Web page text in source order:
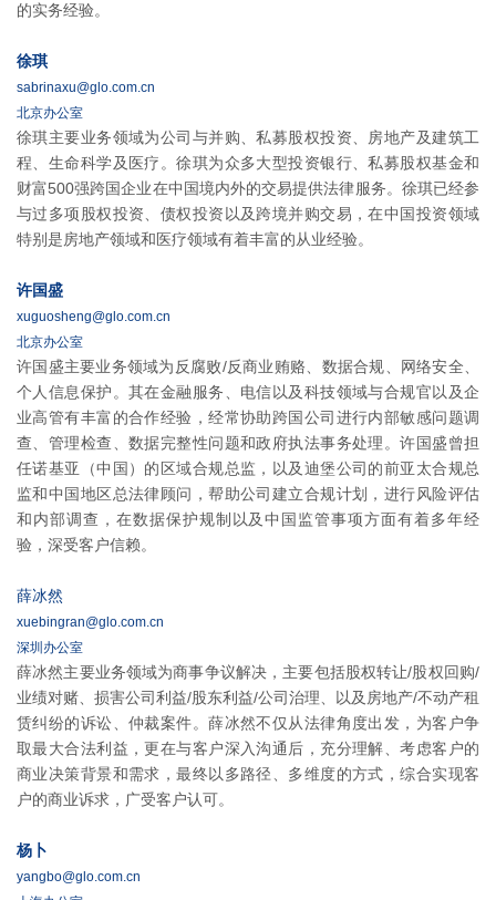
的实务经验。
徐琪
sabrinaxu@glo.com.cn
北京办公室
徐琪主要业务领域为公司与并购、私募股权投资、房地产及建筑工
程、生命科学及医疗。徐琪为众多大型投资银行、私募股权基金和
财富500强跨国企业在中国境内外的交易提供法律服务。徐琪已经参
与过多项股权投资、债权投资以及跨境并购交易，在中国投资领域
特别是房地产领域和医疗领域有着丰富的从业经验。
许国盛
xuguosheng@glo.com.cn
北京办公室
许国盛主要业务领域为反腐败/反商业贿赂、数据合规、网络安全、
个人信息保护。其在金融服务、电信以及科技领域与合规官以及企
业高管有丰富的合作经验，经常协助跨国公司进行内部敏感问题调
查、管理检查、数据完整性问题和政府执法事务处理。许国盛曾担
任诺基亚（中国）的区域合规总监，以及迪堡公司的前亚太合规总
监和中国地区总法律顾问，帮助公司建立合规计划，进行风险评估
和内部调查，在数据保护规制以及中国监管事项方面有着多年经
验，深受客户信赖。
薛冰然
xuebingran@glo.com.cn
深圳办公室
薛冰然主要业务领域为商事争议解决，主要包括股权转让/股权回购/
业绩对赌、损害公司利益/股东利益/公司治理、以及房地产/不动产租
赁纠纷的诉讼、仲裁案件。薛冰然不仅从法律角度出发，为客户争
取最大合法利益，更在与客户深入沟通后，充分理解、考虑客户的
商业决策背景和需求，最终以多路径、多维度的方式，综合实现客
户的商业诉求，广受客户认可。
杨卜
yangbo@glo.com.cn